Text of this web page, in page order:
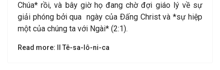
Chúa* rồi, và bây giờ họ đang chờ đợi giáo lý về sự
giải phóng bởi qua ngày của Ðấng Christ và *sự hiệp
một của chúng ta với Ngài* (2:1).
Read more: II Tê-sa-lô-ni-ca